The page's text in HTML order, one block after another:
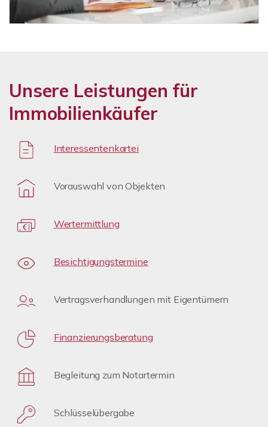
Unsere Leistungen für
Immobilienkäufer
Interessentenkartei
Vorauswahl von Objekten
Wertermittlung
Besichtigungstermine
Vertragsverhandlungen mit Eigentümern
Finanzierungsberatung
Begleitung zum Notartermin
Schlüsselübergabe